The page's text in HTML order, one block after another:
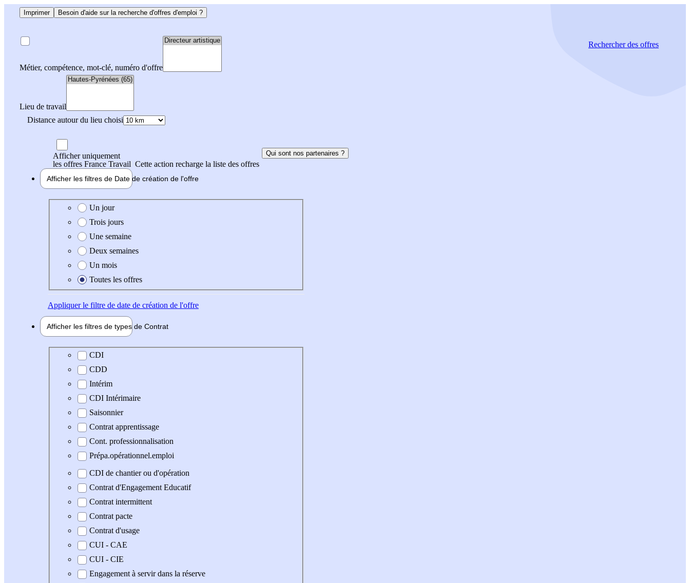
Imprimer Besoin d'aide sur la recherche d'offres d'emploi ?
Métier, compétence, mot-clé, numéro d'offre
Lieu de travail
Distance autour du lieu choisi
Rechercherdes offres
Afficher uniquement
les offres France Travail Cette action recharge la liste des offres
Qui sont nos partenaires ?
Afficher les filtres de Date de création de l'offre
Date de création de l'offre
Un jour
Trois jours
Une semaine
Deux semaines
Un mois
Toutes les offres
Appliquerle filtre de date de création de l'offre
Afficher les filtres de types de Contrat
Type de contrat
CDI
CDD
Intérim
CDI Intérimaire
Saisonnier
Contrat apprentissage
Cont. professionnalisation
Prépa.opérationnel.emploi
CDI de chantier ou d'opération
Contrat d'Engagement Educatif
Contrat intermittent
Contrat pacte
Contrat d'usage
CUI - CAE
CUI - CIE
Engagement à servir dans la réserve